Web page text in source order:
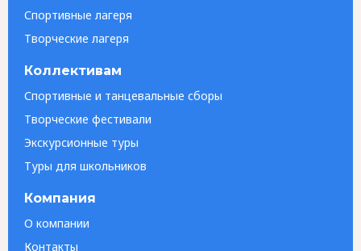
Спортивные лагеря
Творческие лагеря
Коллективам
Спортивные и танцевальные сборы
Творческие фестивали
Экскурсионные туры
Туры для школьников
Компания
О компании
Контакты